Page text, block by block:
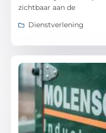
zichtbaar aan de
Dienstverlening